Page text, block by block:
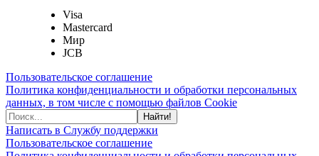
Visa
Mastercard
Мир
JCB
Пользовательское соглашение
Политика конфиденциальности и обработки персональных
данных, в том числе с помощью файлов Cookie
Найти!
Написать в Службу поддержки
Пользовательское соглашение